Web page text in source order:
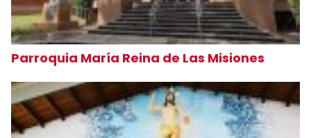
Parroquia María Reina de Las Misiones